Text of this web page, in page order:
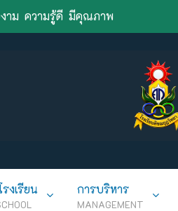
งาม ความรู้ดี มีคุณภาพ
งเรียน การบริหาร
MANAGEMENT